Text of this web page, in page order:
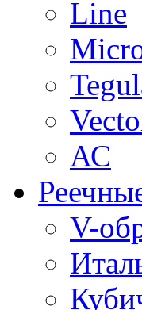
Line
АС
V-